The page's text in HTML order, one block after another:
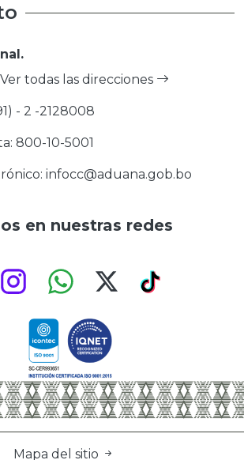
Ver todas las direcciones
- 2 -2128008
800-10-5001
infocc@aduana.gob.bo
en nuestras redes
Mapa del sitio